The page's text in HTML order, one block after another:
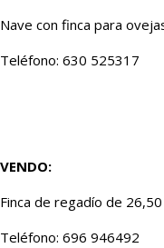
Nave con finca para
Teléfono: 630 525317
VENDO:
Finca de regadío de
Teléfono: 696 946492